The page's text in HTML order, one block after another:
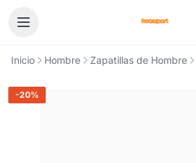
Inicio Hombre Zapatillas de Hombre
-20%